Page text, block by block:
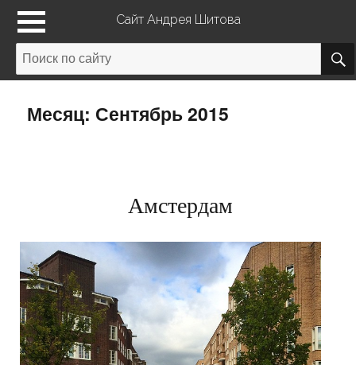
Сайт Андрея Шитова
Месяц: Сентябрь 2015
Амстердам